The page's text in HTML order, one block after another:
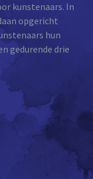
kunstenaars. In
opgericht
hun
gedurende drie